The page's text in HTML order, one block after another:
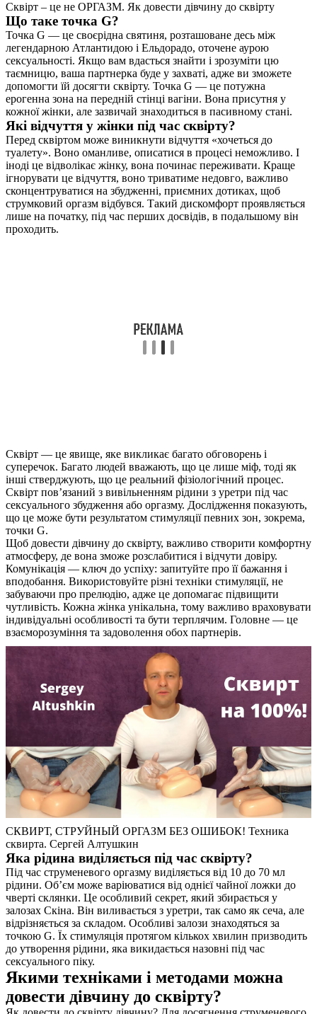
Сквірт – це не ОРГАЗМ. Як довести дівчину до сквірту
Що таке точка G?
Точка G — це своєрідна святиня, розташоване десь між
легендарною Атлантидою і Ельдорадо, оточене аурою
сексуальності. Якщо вам вдасться знайти і зрозуміти цю
таємницю, ваша партнерка буде у захваті, адже ви зможете
допомогти їй досягти сквірту. Точка G — це потужна
ерогенна зона на передній стінці вагіни. Вона присутня у
кожної жінки, але зазвичай знаходиться в пасивному стані.
Які відчуття у жінки під час сквірту?
Перед сквіртом може виникнути відчуття «хочеться до
туалету». Воно оманливе, описатися в процесі неможливо. І
іноді це відволікає жінку, вона починає переживати. Краще
ігнорувати це відчуття, воно триватиме недовго, важливо
сконцентруватися на збудженні, приємних дотиках, щоб
струмковий оргазм відбувся. Такий дискомфорт проявляється
лише на початку, під час перших досвідів, в подальшому він
проходить.
Сквірт — це явище, яке викликає багато обговорень і
суперечок. Багато людей вважають, що це лише міф, тоді як
інші стверджують, що це реальний фізіологічний процес.
Сквірт пов’язаний з вивільненням рідини з уретри під час
сексуального збудження або оргазму. Дослідження показують,
що це може бути результатом стимуляції певних зон, зокрема,
точки G.
Щоб довести дівчину до сквірту, важливо створити комфортну
атмосферу, де вона зможе розслабитися і відчути довіру.
Комунікація — ключ до успіху: запитуйте про її бажання і
вподобання. Використовуйте різні техніки стимуляції, не
забуваючи про прелюдію, адже це допомагає підвищити
чутливість. Кожна жінка унікальна, тому важливо враховувати
індивідуальні особливості та бути терплячим. Головне — це
взаєморозуміння та задоволення обох партнерів.
СКВИРТ, СТРУЙНЫЙ ОРГАЗМ БЕЗ ОШИБОК! Техника
сквирта. Сергей Алтушкин
Яка рідина виділяється під час сквірту?
Під час струменевого оргазму виділяється від 10 до 70 мл
рідини. Об’єм може варіюватися від однієї чайної ложки до
чверті склянки. Це особливий секрет, який збирається у
залозах Скіна. Він виливається з уретри, так само як сеча, але
відрізняється за складом. Особливі залози знаходяться за
точкою G. Їх стимуляція протягом кількох хвилин призводить
до утворення рідини, яка викидається назовні під час
сексуального піку.
Якими техніками і методами можна
довести дівчину до сквірту?